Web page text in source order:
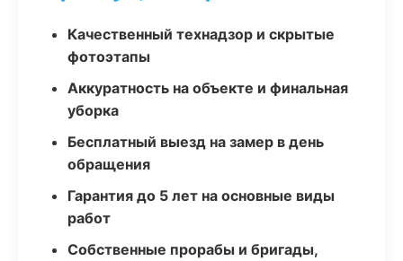
Качественный технадзор и скрытые
фотоэтапы
Аккуратность на объекте и финальная
уборка
Бесплатный выезд на замер в день
обращения
Гарантия до 5 лет на основные виды
работ
Собственные прорабы и бригады,